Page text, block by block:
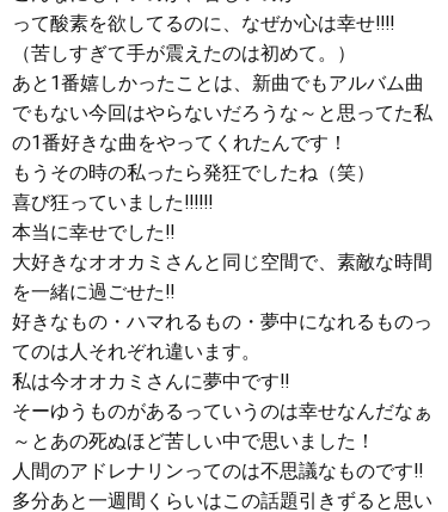
って酸素を欲してるのに、なぜか心は幸せ‼︎‼︎
（苦しすぎて手が震えたのは初めて。）
あと1番嬉しかったことは、新曲でもアルバム曲
でもない今回はやらないだろうな～と思ってた私
の1番好きな曲をやってくれたんです！
もうその時の私ったら発狂でしたね（笑）
喜び狂っていました‼︎‼︎‼︎
本当に幸せでした‼︎
大好きなオオカミさんと同じ空間で、素敵な時間
を一緒に過ごせた‼︎
好きなもの・ハマれるもの・夢中になれるものっ
てのは人それぞれ違います。
私は今オオカミさんに夢中です‼︎
そーゆうものがあるっていうのは幸せなんだなぁ
～とあの死ぬほど苦しい中で思いました！
人間のアドレナリンってのは不思議なものです‼︎
多分あと一週間くらいはこの話題引きずると思い